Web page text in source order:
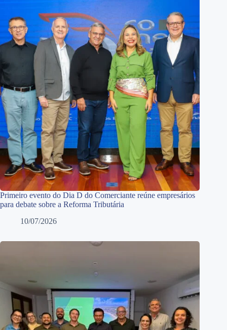
Primeiro evento do Dia D do Comerciante reúne empresários
para debate sobre a Reforma Tributária
10/07/2026